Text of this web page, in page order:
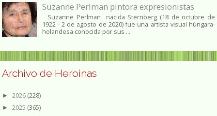
Suzanne Perlman pintora expresionistas
Suzanne Perlman nacida Sternberg (18 de octubre de
1922 - 2 de agosto de 2020) fue una artista visual húngara-
holandesa conocida por sus ...
Archivo de Heroinas
► 2026 (228)
► 2025 (365)